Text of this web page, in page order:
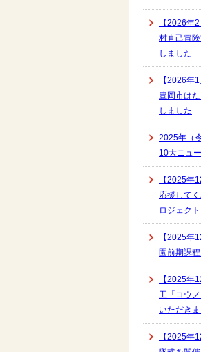
【2026年
村直己冒
しました
【2026年
豊岡市は
しました
2025年（
10大ニュ
【2025年
応援して
ロジェク
【2025年
園前期課
【2025年
工「コウ
いただき
【2025年